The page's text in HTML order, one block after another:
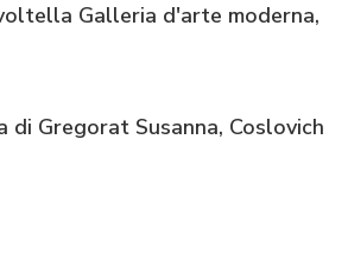
Galleria d'arte moderna,
Gregorat Susanna, Coslovich